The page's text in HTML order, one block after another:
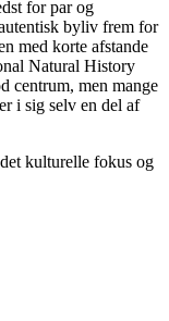
for par og
byliv frem for
med korte afstande
Natural History
centrum, men mange
i sig selv en del af
kulturelle fokus og